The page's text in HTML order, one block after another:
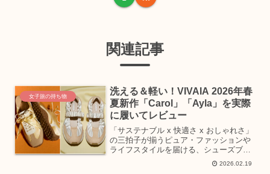
関連記事
女子旅の持ち物
洗える＆軽い！VIVAIA 2026年春
夏新作「Carol」「Ayla」を実際
に履いてレビュー
「サステナブル x 快適さ x おしゃれさ」
の三拍子が揃うピュア・ファッションや
ライフスタイルを届ける、シューズブラ
ンド VIVAIA（ビバイア）より2026年春
夏に発売される新作モデルが発表されま
2026.02.19